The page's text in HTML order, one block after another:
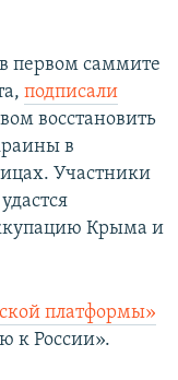
первом саммите
подписали
восстановить
в
Участники
Крыма и
платформы»
к России».